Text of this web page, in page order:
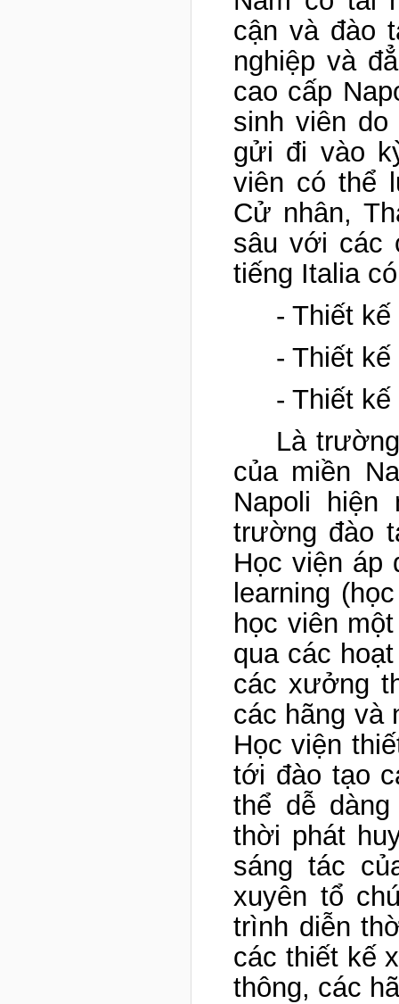
cận và đào
nghiệp và
cao cấp
sinh viên
gửi đi vào
viên có thể
Cử nhân,
sâu với các
tiếng Italia
- Thiết
- Thiết
- Thiết
Là
của miền
Napoli hiện
trường đào
Học viện áp
learning
học viên
qua các
các xưởng
các hãng và
Học viện
tới đào tạo
thể dễ
thời phát
sáng tác
xuyên tổ
trình diễn
các thiết kế
thông, các